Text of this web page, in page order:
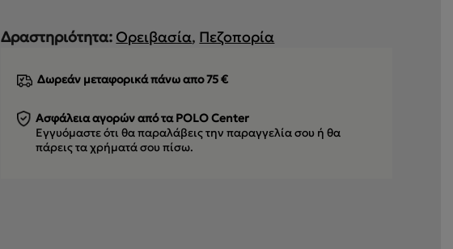
Δραστηριότητα: Ορειβασία, Πεζοπορία
Δωρεάν μεταφορικά πάνω απο 75 €
Ασφάλεια αγορών από τα POLO Center
Εγγυόμαστε ότι θα παραλάβεις την παραγγελία σου ή θα
πάρεις τα χρήματά σου πίσω.